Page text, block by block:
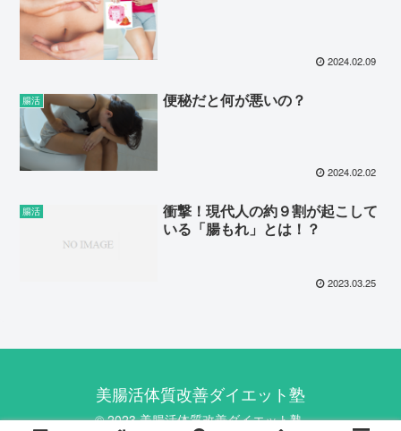
2024.02.09
腸活 便秘だと何が悪いの？
2024.02.02
腸活
衝撃！現代人の約９割が起こして
いる「腸もれ」とは！？
2023.03.25
美腸活体質改善ダイエット塾
© 2023 美腸活体質改善ダイエット塾.